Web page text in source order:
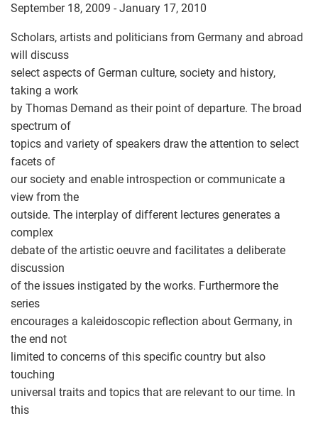
September 18, 2009 - January 17, 2010
Scholars, artists and politicians from Germany and abroad
will discuss
select aspects of German culture, society and history,
taking a work
by Thomas Demand as their point of departure. The broad
spectrum of
topics and variety of speakers draw the attention to select
facets of
our society and enable introspection or communicate a
view from the
outside. The interplay of different lectures generates a
complex
debate of the artistic oeuvre and facilitates a deliberate
discussion
of the issues instigated by the works. Furthermore the
series
encourages a kaleidoscopic reflection about Germany, in
the end not
limited to concerns of this specific country but also
touching
universal traits and topics that are relevant to our time. In
this